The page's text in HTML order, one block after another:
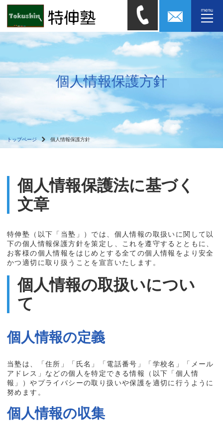
個人情報保護方針
トップページ 個人情報保護方針
個人情報保護法に基づく
文章
特伸塾（以下「当塾」）では、個人情報の取扱いに関して以
下の個人情報保護方針を策定し、これを遵守するとともに、
お客様の個人情報をはじめとする全ての個人情報をより安全
かつ適切に取り扱うことを宣言いたします。
個人情報の取扱いについ
て
個人情報の定義
当塾は、「住所」「氏名」「電話番号」「学校名」「メール
アドレス」などの個人を特定できる情報（以下「個人情
報」）やプライバシーの取り扱いや保護を適切に行うように
努めます。
個人情報の収集